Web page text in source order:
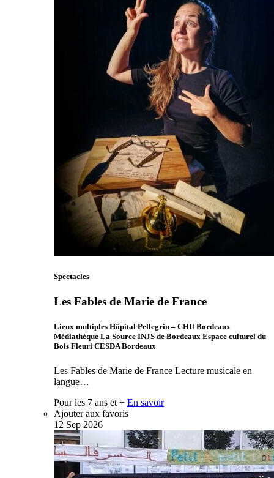
Spectacles
Les Fables de Marie de France
Lieux multiples Hôpital Pellegrin – CHU Bordeaux
Médiathèque La Source INJS de Bordeaux Espace culturel du
Bois Fleuri CESDA Bordeaux
Les Fables de Marie de France Lecture musicale en
langue…
Pour les 7 ans et + En savoir
Ajouter aux favoris
12 Sep 2026